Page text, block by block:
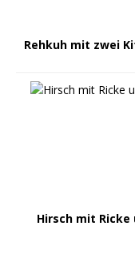
Rehkuh mit zwei
Hirsch mit